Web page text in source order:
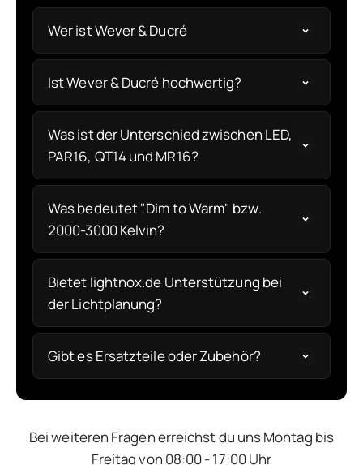
Wer ist Wever & Ducré
Ist Wever & Ducré hochwertig?
Was ist der Unterschied zwischen LED,
PAR16, QT14 und MR16?
Was bedeutet "Dim to Warm" bzw.
2000-3000 Kelvin?
Bietet lightnox.de Unterstützung bei
der Lichtplanung?
Gibt es Ersatzteile oder Zubehör?
Bei weiteren Fragen erreichst du uns Montag bis
Freitag von 08:00 - 17:00 Uhr